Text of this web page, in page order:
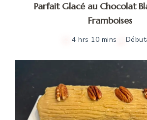
Parfait Glacé au Chocolat
Framboises
4 hrs 10 mins